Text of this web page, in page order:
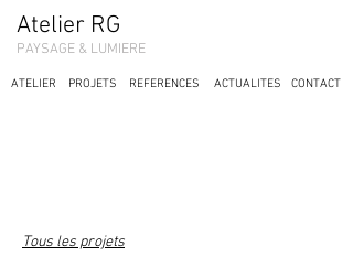
Atelier RG
PAYSAGE & LUMIERE
ATELIER PROJETS REFERENCES ACTUALITES CONTACT
Tous les projets